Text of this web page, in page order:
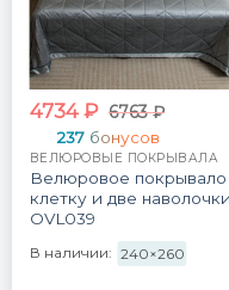
4734 ₽ 6763₽
237бонусов
ВЕЛЮРОВЫЕ ПОКРЫВАЛА
Велюровое покрывало
клетку и две наволочки
OVL039
В наличии: 240×260